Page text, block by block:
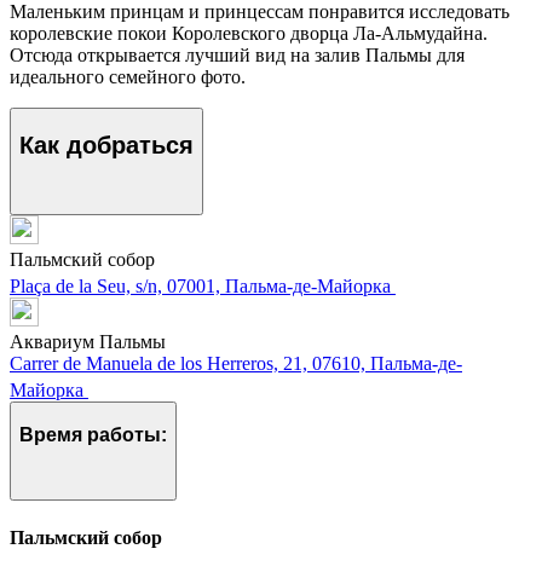
Маленьким принцам и принцессам понравится исследовать
королевские покои Королевского дворца Ла-Альмудайна.
Отсюда открывается лучший вид на залив Пальмы для
идеального семейного фото.
Как добраться
Пальмский собор
Plaça de la Seu, s/n, 07001, Пальма-де-Майорка
Аквариум Пальмы
Carrer de Manuela de los Herreros, 21, 07610, Пальма-де-
Майорка
Время работы:
Пальмский собор